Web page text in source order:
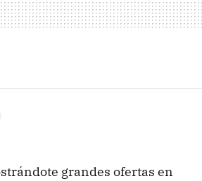
grandes ofertas en